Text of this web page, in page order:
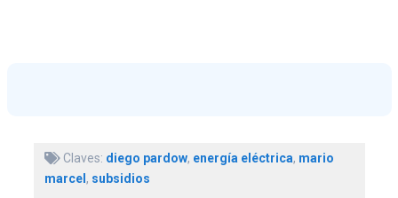
Claves: diego pardow, energía eléctrica, mario
marcel, subsidios